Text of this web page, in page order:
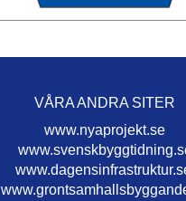
VÅRA ANDRA SITER
www.nyaprojekt.se